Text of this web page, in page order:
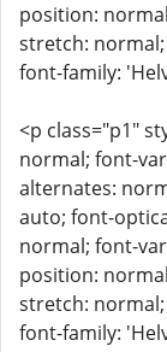
position:
stretch:
font-family:
<p class="p1"
normal; font-
alternates:
auto; font-
normal; font-
position:
stretch:
font-family: